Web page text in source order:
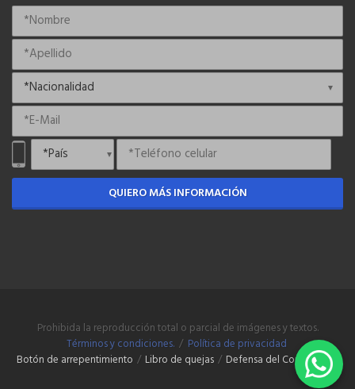
QUIERO MÁS INFORMACIÓN
Prohibida la reproducción total o parcial de imágenes y textos.
Términos y condiciones. / Política de privacidad
Botón de arrepentimiento / Libro de quejas / Defensa del Consumidor